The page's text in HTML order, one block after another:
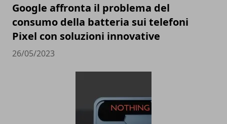
Google affronta il problema del
consumo della batteria sui telefoni
Pixel con soluzioni innovative
26/05/2023